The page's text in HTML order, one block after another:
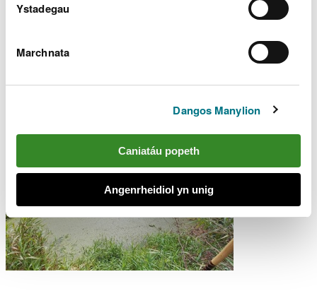
Ystadegau
Marchnata
Dangos Manylion
Caniatáu popeth
Angenrheidiol yn unig